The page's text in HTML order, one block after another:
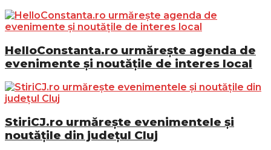
HelloConstanta.ro urmărește agenda de
evenimente și noutățile de interes local
StiriCJ.ro urmărește evenimentele și
noutățile din județul Cluj